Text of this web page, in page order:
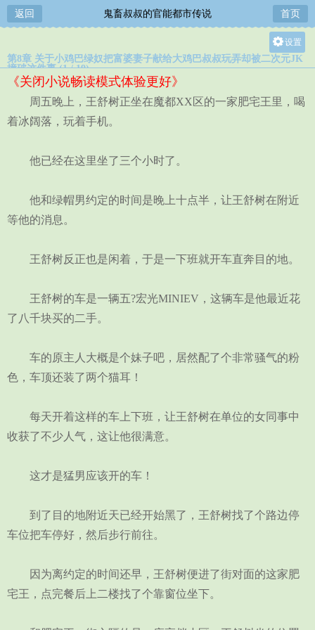
返回 鬼畜叔叔的官能都市传说 首页
设置
关灯
中
第8章 关于小鸡巴绿奴把富婆妻子献给大鸡巴叔叔玩弄却被二次元JK
撞破这件事 (1 / 19)
《关闭小说畅读模式体验更好》
周五晚上，王舒树正坐在魔都XX区的一家肥宅王里，喝
着冰阔落，玩着手机。
他已经在这里坐了三个小时了。
他和绿帽男约定的时间是晚上十点半，让王舒树在附近
等他的消息。
王舒树反正也是闲着，于是一下班就开车直奔目的地。
王舒树的车是一辆五?宏光MINIEV，这辆车是他最近花
了八千块买的二手。
车的原主人大概是个妹子吧，居然配了个非常骚气的粉
色，车顶还装了两个猫耳！
每天开着这样的车上下班，让王舒树在单位的女同事中
收获了不少人气，这让他很满意。
这才是猛男应该开的车！
到了目的地附近天已经开始黑了，王舒树找了个路边停
车位把车停好，然后步行前往。
因为离约定的时间还早，王舒树便进了街对面的这家肥
宅王，点完餐后上二楼找了个靠窗位坐下。